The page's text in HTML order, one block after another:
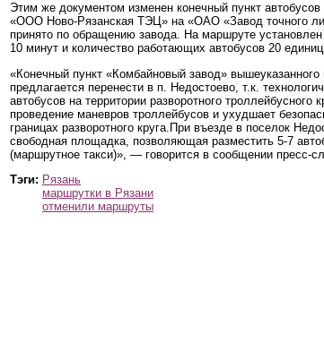
Этим же документом изменен конечный пункт
«ООО Ново-Рязанская ТЭЦ» на «ОАО «Завод точного
принято по обращению завода. На маршруте
10 минут и количество работающих автобусов 20
«Конечный пункт «Комбайновый завод»
предлагается перенести в п. Недостоево, т.к.
автобусов на территории разворотного троллейбусного
проведение маневров троллейбусов и ухудшает
границах разворотного круга.При въезде в поселок
свободная площадка, позволяющая разместить 5-7
(маршрутное такси)», — говорится в сообщении пресс-
Тэги: Рязань
маршрутки в Рязани
отменили маршруты